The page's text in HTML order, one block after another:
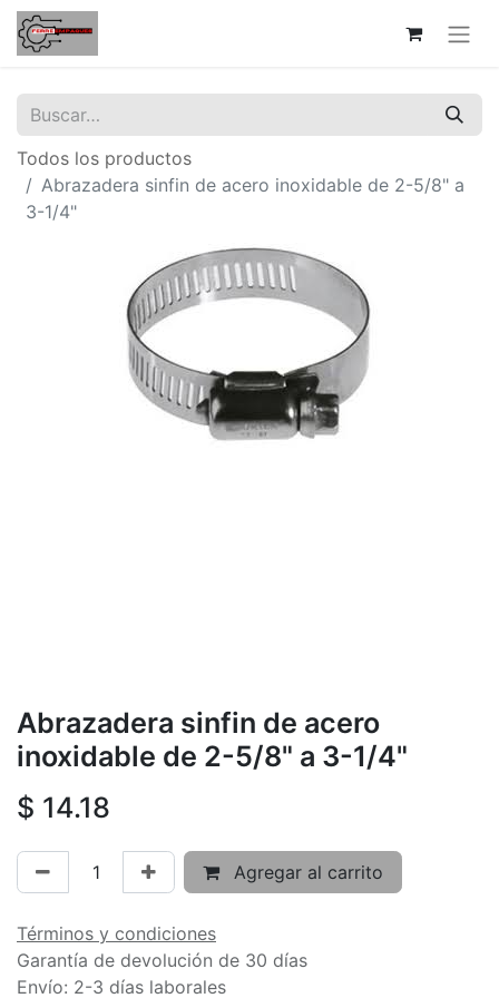
Todos los productos
Abrazadera sinfin de acero inoxidable de 2-5/8" a
3-1/4"
Abrazadera sinfin de acero
inoxidable de 2-5/8" a 3-1/4"
$ 14.18
Agregar al carrito
Términos y condiciones
Garantía de devolución de 30 días
Envío: 2-3 días laborales